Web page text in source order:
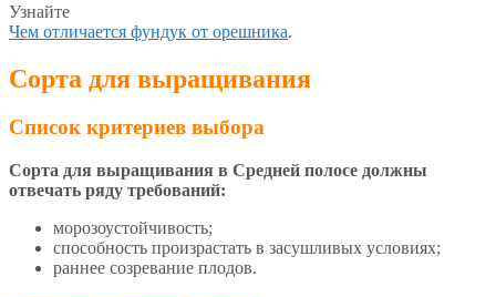
Узнайте
Чем отличается фундук от орешника.
Сорта для выращивания
Список критериев выбора
Сорта для выращивания в Средней полосе должны
отвечать ряду требований:
морозоустойчивость;
способность произрастать в засушливых условиях;
раннее созревание плодов.